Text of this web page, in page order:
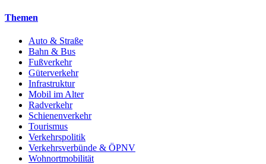
Themen
Auto & Straße
Bahn & Bus
Fußverkehr
Güterverkehr
Infrastruktur
Mobil im Alter
Radverkehr
Schienenverkehr
Tourismus
Verkehrspolitik
Verkehrsverbünde & ÖPNV
Wohnortmobilität